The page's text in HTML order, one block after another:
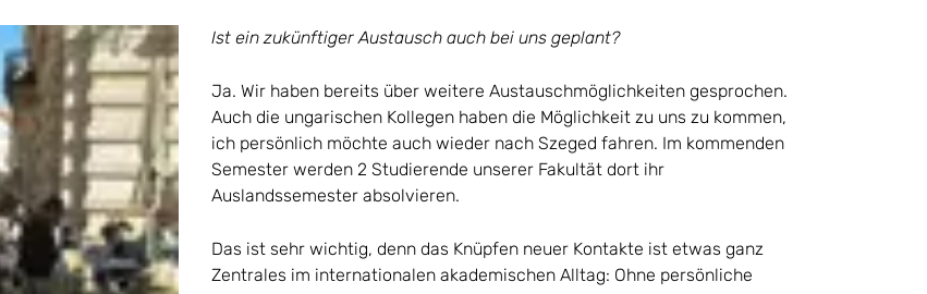
Ist ein zukünftiger Austausch auch bei uns geplant?
Ja. Wir haben bereits über weitere Austauschmöglichkeiten gesprochen.
Auch die ungarischen Kollegen haben die Möglichkeit zu uns zu kommen,
ich persönlich möchte auch wieder nach Szeged fahren. Im kommenden
Semester werden 2 Studierende unserer Fakultät dort ihr
Auslandssemester absolvieren.
Das ist sehr wichtig, denn das Knüpfen neuer Kontakte ist etwas ganz
Zentrales im internationalen akademischen Alltag: Ohne persönliche